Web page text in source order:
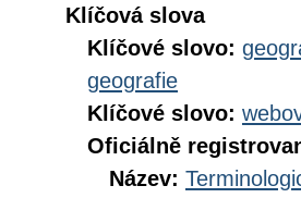
Klíčová slova
Klíčové slovo:
geografie
Klíčové slovo:
Oficiálně
Název: